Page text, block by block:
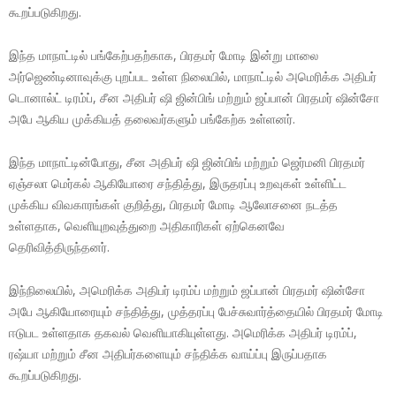
கூறப்படுகிறது.
இந்த மாநாட்டில் பங்கேற்பதற்காக, பிரதமர் மோடி இன்று மாலை
அர்ஜெண்டினாவுக்கு புறப்பட உள்ள நிலையில், மாநாட்டில் அமெரிக்க அதிபர்
டொனால்ட் டிரம்ப், சீன அதிபர் ஷி ஜின்பிங் மற்றும் ஜப்பான் பிரதமர் ஷின்சோ
அபே ஆகிய முக்கியத் தலைவர்களும் பங்கேற்க உள்ளனர்.
இந்த மாநாட்டின்போது, சீன அதிபர் ஷி ஜின்பிங் மற்றும் ஜெர்மனி பிரதமர்
ஏஞ்சலா மெர்கல் ஆகியோரை சந்தித்து, இருதரப்பு உறவுகள் உள்ளிட்ட
முக்கிய விவகாரங்கள் குறித்து, பிரதமர் மோடி ஆலோசனை நடத்த
உள்ளதாக, வெளியுறவுத்துறை அதிகாரிகள் ஏற்கெனவே
தெரிவித்திருந்தனர்.
இந்நிலையில், அமெரிக்க அதிபர் டிரம்ப் மற்றும் ஜப்பான் பிரதமர் ஷின்சோ
அபே ஆகியோரையும் சந்தித்து, முத்தரப்பு பேச்சுவார்த்தையில் பிரதமர் மோடி
ஈடுபட உள்ளதாக தகவல் வெளியாகியுள்ளது. அமெரிக்க அதிபர் டிரம்ப்,
ரஷ்யா மற்றும் சீன அதிபர்களையும் சந்திக்க வாய்ப்பு இருப்பதாக
கூறப்படுகிறது.